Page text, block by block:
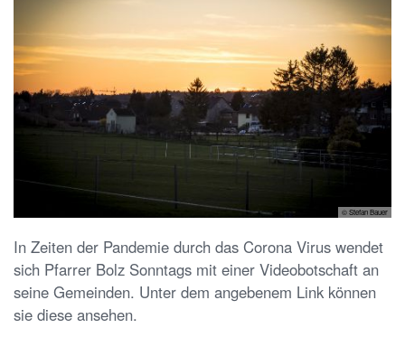
© Stefan Bauer
In Zeiten der Pandemie durch das Corona Virus wendet
sich Pfarrer Bolz Sonntags mit einer Videobotschaft an
seine Gemeinden. Unter dem angebenem Link können
sie diese ansehen.